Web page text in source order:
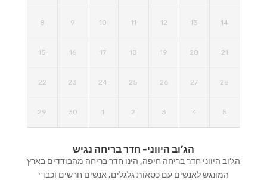
8 9 10 11 12 13 14
15 16 17 18 19 20 21
22 23 24 25 26 27 28
29 30 1 2 3 4 5
הג’וב היווני- חדר בריחה נגיש
הג’וב היווני חדר בריחה חיפה, הינו חדר בריחה מהבודדים בארץ
המונגש לאנשים עם כסאות גלגלים, אנשים חרשים וכבדי